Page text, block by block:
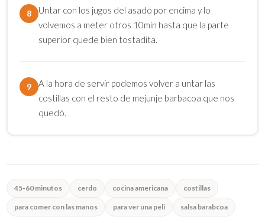
8
Untar con los jugos del asado por encima y lo
volvemos a meter otros 10min hasta que la parte
superior quede bien tostadita.
9
A la hora de servir podemos volver a untar las
costillas con el resto de mejunje barbacoa que nos
quedó.
45-60 minutos cerdo cocina americana costillas
para comer con las manos para ver una peli salsa barabcoa